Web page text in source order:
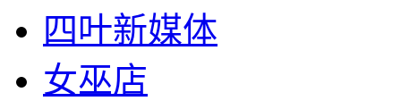
四叶新媒体
女巫店